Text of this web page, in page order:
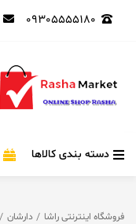
09305555180
دسته بندی کالاها
فروشگاه اینترنتی راشا دارشان